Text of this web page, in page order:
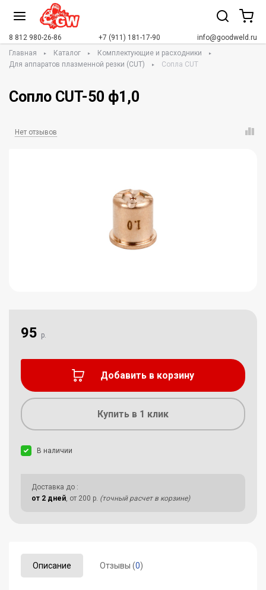
8 812 980-26-86 +7 (911) 181-17-90
info@goodweld.ru
Главная
Каталог
Комплектующие и расходники
Для аппаратов плазменной резки (CUT)
Сопла CUT
Сопло CUT-50 ф1,0
Нет отзывов
Описание Отзывы (0)
95 р.
Добавить в корзину
Купить в 1 клик
В наличии
Доставка до :
от 2 дней, от 200 р. (точный расчет в корзине)